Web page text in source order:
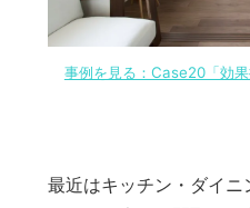
事例を見る：Case20「効
最近はキッチン・ダイ